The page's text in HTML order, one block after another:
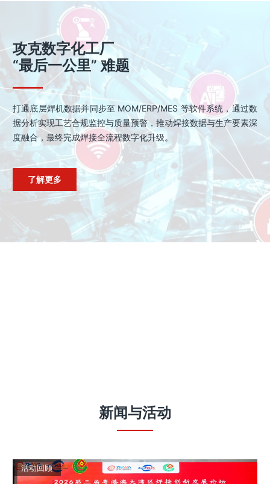
攻克数字化工厂
“最后一公里” 难题
打通底层焊机数据并同步至 MOM/ERP/MES 等软件系统，通过数
据分析实现工艺合规监控与质量预警，推动焊接数据与生产要素深
度融合，最终完成焊接全流程数字化升级。
了解更多
新闻与活动
活动回顾